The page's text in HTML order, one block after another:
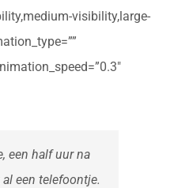
visibility,large-
een half uur na
een telefoontje.